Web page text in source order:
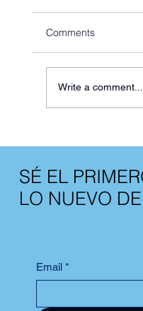
Comments
Write a comment...
SÉ EL
LO NUEVO
Email *